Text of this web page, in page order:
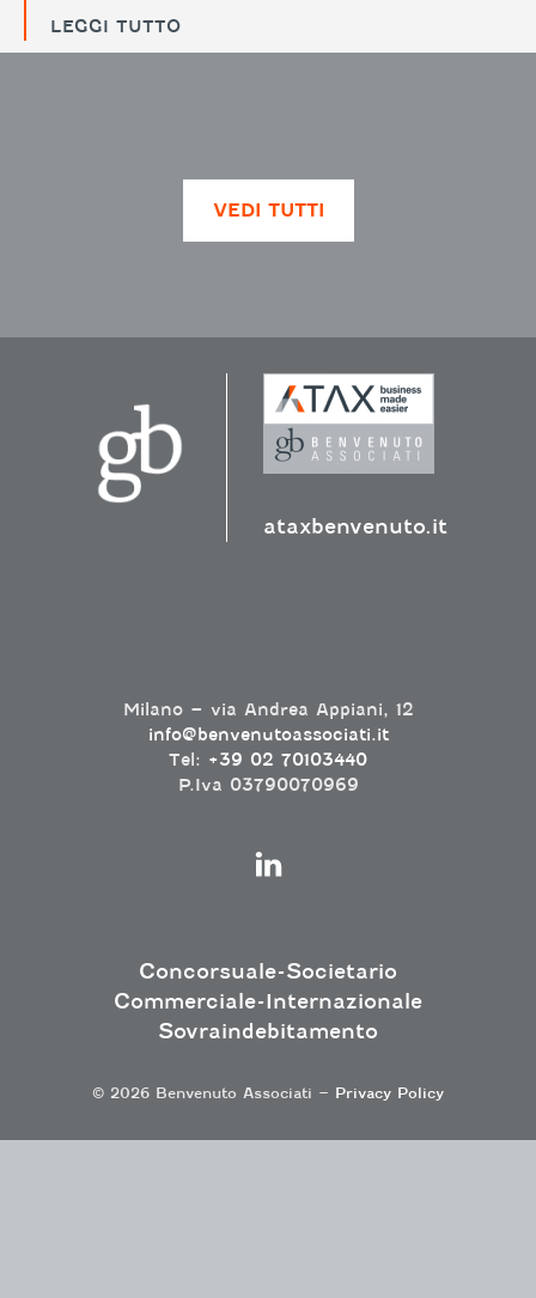
LEGGI TUTTO
VEDI TUTTI
ataxbenvenuto.it
Milano – via Andrea Appiani, 12
info@benvenutoassociati.it
Tel: +39 02 70103440
P.Iva 03790070969
Concorsuale-Societario
Commerciale-Internazionale
Sovraindebitamento
© 2026 Benvenuto Associati – Privacy Policy